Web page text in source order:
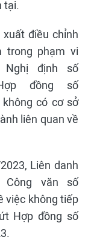
tại.
điều chỉnh
trong phạm vi
định số
đồng số
có cơ sở
liên quan về
Liên danh
văn số
việc không tiếp
Hợp đồng số